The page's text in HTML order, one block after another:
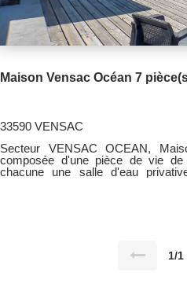
Maison Vensac Océan 7
33590 VENSAC
Secteur VENSAC OCEAN, Maison récente d'environ 140 m²,
composée d'une pièce de vie
chacune une salle d'eau
1/1